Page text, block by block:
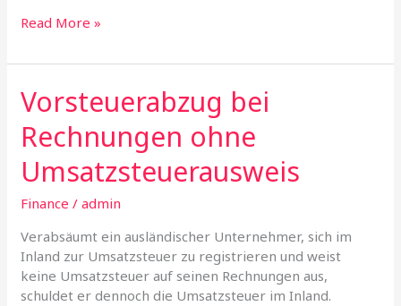
Read More »
Vorsteuerabzug bei
Rechnungen ohne
Umsatzsteuerausweis
Finance /admin
Verabsäumt ein ausländischer Unternehmer, sich im
Inland zur Umsatzsteuer zu registrieren und weist
keine Umsatzsteuer auf seinen Rechnungen aus,
schuldet er dennoch die Umsatzsteuer im Inland.
Vorsteuerabzug
bei
Rechnungen
ohne
Umsatzsteuerausweis